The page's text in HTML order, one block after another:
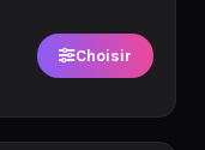
Choisir